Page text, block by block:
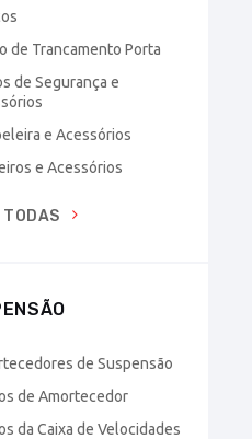
de Trancamento Porta
de Segurança e
e Acessórios
e Acessórios
TODAS
de Suspensão
de Amortecedor
da Caixa de Velocidades